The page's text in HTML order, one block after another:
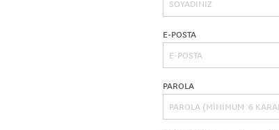
E-POSTA
PAROLA